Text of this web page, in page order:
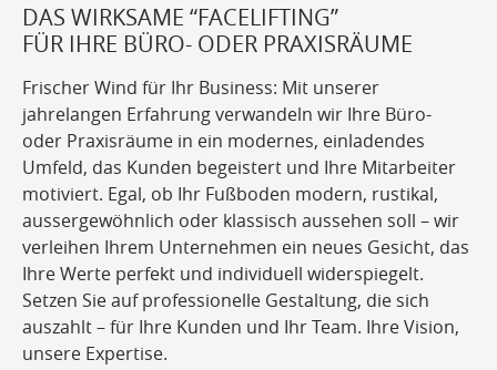
DAS WIRKSAME “FACELIFTING”
FÜR IHRE BÜRO- ODER PRAXISRÄUME
Frischer Wind für Ihr Business: Mit unserer
jahrelangen Erfahrung verwandeln wir Ihre Büro-
oder Praxisräume in ein modernes, einladendes
Umfeld, das Kunden begeistert und Ihre Mitarbeiter
motiviert. Egal, ob Ihr Fußboden modern, rustikal,
aussergewöhnlich oder klassisch aussehen soll – wir
verleihen Ihrem Unternehmen ein neues Gesicht, das
Ihre Werte perfekt und individuell widerspiegelt.
Setzen Sie auf professionelle Gestaltung, die sich
auszahlt – für Ihre Kunden und Ihr Team. Ihre Vision,
unsere Expertise.